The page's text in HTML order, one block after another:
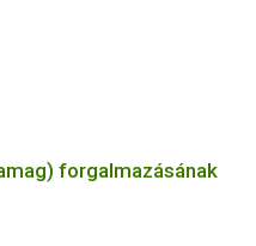
forgalmazásának